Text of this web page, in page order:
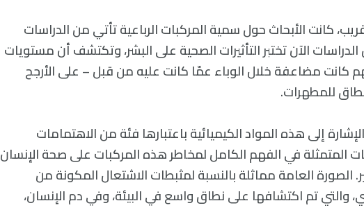
كانت الأبحاث حول سمية المركبات الرباعية تأتي من الدراسات
الدراسات الآن تختبر التأثيرات الصحية على البشر، وتكتشف أن مستويات
كانت مضاعفة خلال الوباء عمّا كانت عليه من قبل – على الأرجح
للمطهرات.
إلى هذه المواد الكيميائية باعتبارها فئة من الاهتمامات
المتمثلة في الفهم الكامل لمخاطر هذه المركبات على صحة الإنسان
الصورة العامة مماثلة بالنسبة لمثبطات الاشتعال المكونة من
تم اكتشافها على نطاق واسع في البيئة، وفي دم الإنسان،